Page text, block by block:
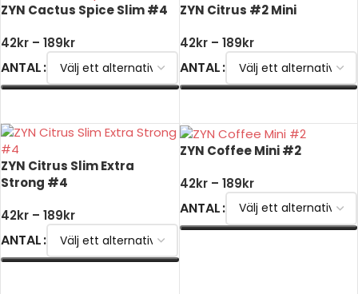
ZYN Cactus Spice Slim #4
42kr – 189kr
ANTAL
ZYN Citrus #2 Mini
42kr – 189kr
ANTAL
ZYN Citrus Slim Extra
Strong #4
42kr – 189kr
ANTAL
ZYN Coffee Mini #2
42kr – 189kr
ANTAL